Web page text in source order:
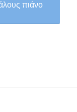
πιάνο